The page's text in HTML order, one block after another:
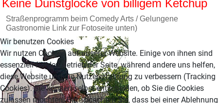
Keine Dunstglocke von billigem Ketchup
Straßenprogramm beim Comedy Arts / Gelungene
Gastronomie Link zur Fotoseite unten)
Wir benutzen Cookies
Wir nutzen Cookies auf unserer Website. Einige von ihnen sind
essenziell für den Betrieb der Seite, während andere uns helfen,
diese Website und die Nutzererfahrung zu verbessern (Tracking
Cookies). Sie können selbst entscheiden, ob Sie die Cookies
zulassen möchten. Bitte beachten Sie, dass bei einer Ablehnung